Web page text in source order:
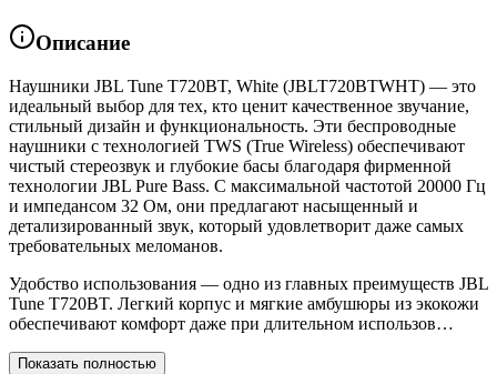
Описание
Наушники JBL Tune T720BT, White (JBLT720BTWHT) — это
идеальный выбор для тех, кто ценит качественное звучание,
стильный дизайн и функциональность. Эти беспроводные
наушники с технологией TWS (True Wireless) обеспечивают
чистый стереозвук и глубокие басы благодаря фирменной
технологии JBL Pure Bass. С максимальной частотой 20000 Гц
и импедансом 32 Ом, они предлагают насыщенный и
детализированный звук, который удовлетворит даже самых
требовательных меломанов.
Удобство использования — одно из главных преимуществ JBL
Tune T720BT. Легкий корпус и мягкие амбушюры из экокожи
обеспечивают комфорт даже при длительном использов…
Показать полностью